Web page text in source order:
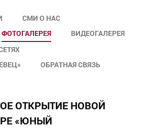
СМИ О НАС
ФОТОГАЛЕРЕЯ
ВИДЕОГАЛЕРЕЯ
ОБРАТНАЯ СВЯЗЬ
ОТКРЫТИЕ НОВОЙ
«ЮНЫЙ